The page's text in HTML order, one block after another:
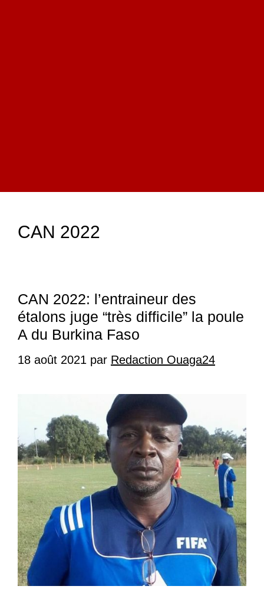
CAN 2022
CAN 2022: l’entraineur des
étalons juge “très difficile” la poule
A du Burkina Faso
18 août 2021 par Redaction Ouaga24